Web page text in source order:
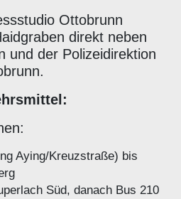
Ottobrunn
direkt neben
und der Polizeidirektion
Aying/Kreuzstraße) bis
Süd, danach Bus 210